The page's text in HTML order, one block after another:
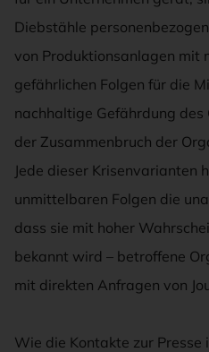
Diebstähle
von Produktionsanlagen mit
gefährlichen Folgen für die
nachhaltige Gefährdung
der Zusammenbruch der
Jede dieser Krisenvarianten
unmittelbaren Folgen die
dass sie mit hoher
bekannt wird – betroffene
mit direkten Anfragen von
Wie die Kontakte zur Presse